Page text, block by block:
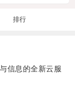
排行
信息的全新云服